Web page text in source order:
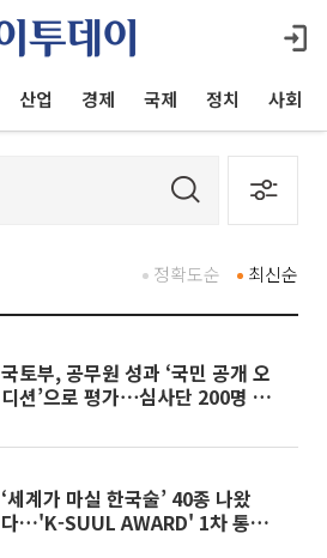
산업 경제 국제 정치 사회
최신순
정확도순
국토부, 공무원 성과 ‘국민 공개 오
디션’으로 평가⋯심사단 200명 모
‘세계가 마실 한국술’ 40종 나왔
다…'K-SUUL AWARD' 1차 통과작